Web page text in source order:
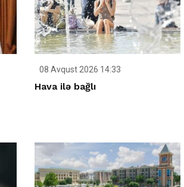
08 Avqust 2026 14:33
Hava ilə bağlı